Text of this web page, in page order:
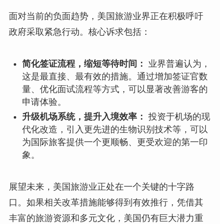
面对当前的负面趋势，美国旅游业界正在积极呼吁
政府采取紧急行动。核心诉求包括：
简化签证流程，缩短等待时间：
业界普遍认为，
这是最直接、最有效的措施。通过增加签证官数
量、优化面试流程等方式，可以显著改善游客的
申请体验。
升级机场系统，提升入境效率： 投资于机场的现
代化改造，引入更先进的生物识别技术等，可以
为国际旅客提供一个更顺畅、更受欢迎的第一印
象。
展望未来，美国旅游业正处在一个关键的十字路
口。如果相关改革措施能够得到有效推行，凭借其
丰富的旅游资源和多元文化，美国仍有巨大潜力重